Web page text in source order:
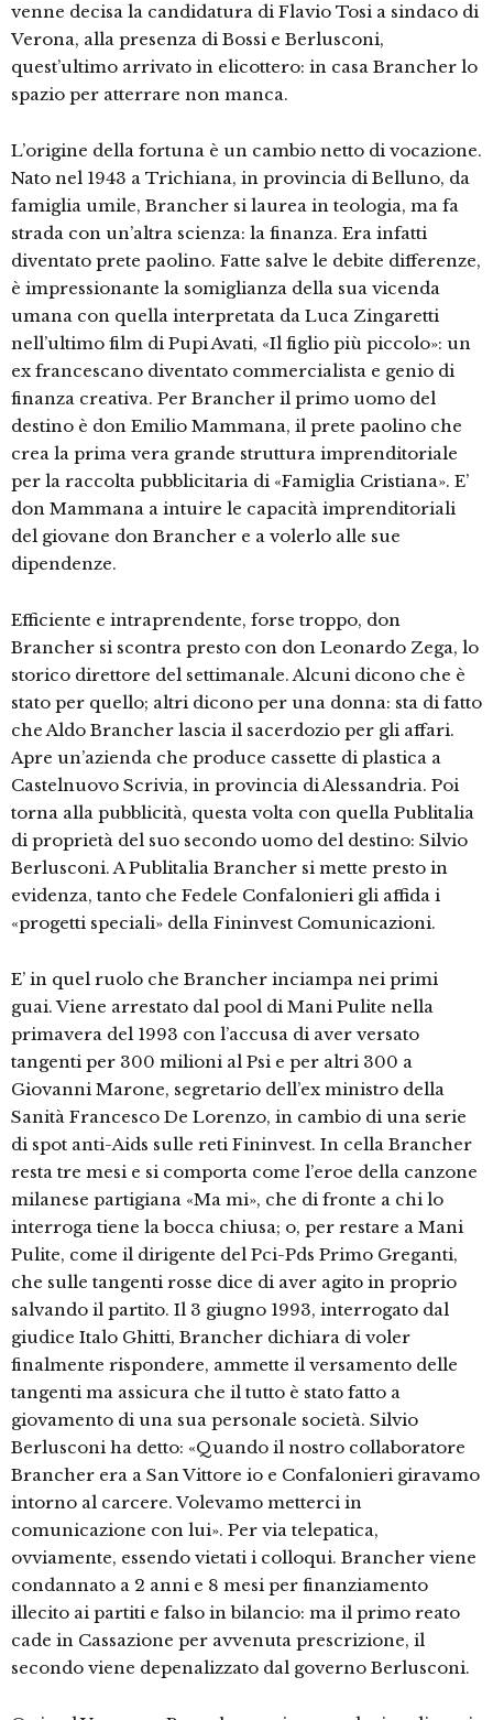
venne decisa la candidatura di Flavio Tosi a sindaco di
Verona, alla presenza di Bossi e Berlusconi,
quest’ultimo arrivato in elicottero: in casa Brancher lo
spazio per atterrare non manca.
L’origine della fortuna è un cambio netto di vocazione.
Nato nel 1943 a Trichiana, in provincia di Belluno, da
famiglia umile, Brancher si laurea in teologia, ma fa
strada con un’altra scienza: la finanza. Era infatti
diventato prete paolino. Fatte salve le debite differenze,
è impressionante la somiglianza della sua vicenda
umana con quella interpretata da Luca Zingaretti
nell’ultimo film di Pupi Avati, «Il figlio più piccolo»: un
ex francescano diventato commercialista e genio di
finanza creativa. Per Brancher il primo uomo del
destino è don Emilio Mammana, il prete paolino che
crea la prima vera grande struttura imprenditoriale
per la raccolta pubblicitaria di «Famiglia Cristiana». E’
don Mammana a intuire le capacità imprenditoriali
del giovane don Brancher e a volerlo alle sue
dipendenze.
Efficiente e intraprendente, forse troppo, don
Brancher si scontra presto con don Leonardo Zega, lo
storico direttore del settimanale. Alcuni dicono che è
stato per quello; altri dicono per una donna: sta di fatto
che Aldo Brancher lascia il sacerdozio per gli affari.
Apre un’azienda che produce cassette di plastica a
Castelnuovo Scrivia, in provincia di Alessandria. Poi
torna alla pubblicità, questa volta con quella Publitalia
di proprietà del suo secondo uomo del destino: Silvio
Berlusconi. A Publitalia Brancher si mette presto in
evidenza, tanto che Fedele Confalonieri gli affida i
«progetti speciali» della Fininvest Comunicazioni.
E’ in quel ruolo che Brancher inciampa nei primi
guai. Viene arrestato dal pool di Mani Pulite nella
primavera del 1993 con l’accusa di aver versato
tangenti per 300 milioni al Psi e per altri 300 a
Giovanni Marone, segretario dell’ex ministro della
Sanità Francesco De Lorenzo, in cambio di una serie
di spot anti-Aids sulle reti Fininvest. In cella Brancher
resta tre mesi e si comporta come l’eroe della canzone
milanese partigiana «Ma mi», che di fronte a chi lo
interroga tiene la bocca chiusa; o, per restare a Mani
Pulite, come il dirigente del Pci-Pds Primo Greganti,
che sulle tangenti rosse dice di aver agito in proprio
salvando il partito. Il 3 giugno 1993, interrogato dal
giudice Italo Ghitti, Brancher dichiara di voler
finalmente rispondere, ammette il versamento delle
tangenti ma assicura che il tutto è stato fatto a
giovamento di una sua personale società. Silvio
Berlusconi ha detto: «Quando il nostro collaboratore
Brancher era a San Vittore io e Confalonieri giravamo
intorno al carcere. Volevamo metterci in
comunicazione con lui». Per via telepatica,
ovviamente, essendo vietati i colloqui. Brancher viene
condannato a 2 anni e 8 mesi per finanziamento
illecito ai partiti e falso in bilancio: ma il primo reato
cade in Cassazione per avvenuta prescrizione, il
secondo viene depenalizzato dal governo Berlusconi.